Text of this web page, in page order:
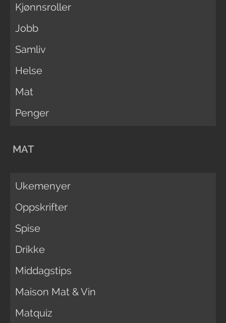
Kjønnsroller
Jobb
Samliv
Helse
Mat
Penger
MAT
Ukemenyer
Oppskrifter
Spise
Drikke
Middagstips
Maison Mat & Vin
Matquiz